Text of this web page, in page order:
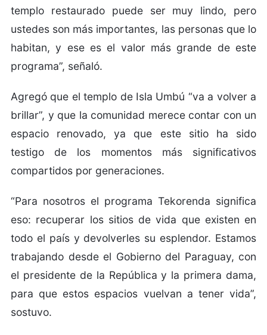
templo restaurado puede ser muy lindo, pero
ustedes son más importantes, las personas que lo
habitan, y ese es el valor más grande de este
programa”, señaló.
Agregó que el templo de Isla Umbú “va a volver a
brillar”, y que la comunidad merece contar con un
espacio renovado, ya que este sitio ha sido
testigo de los momentos más significativos
compartidos por generaciones.
“Para nosotros el programa Tekorenda significa
eso: recuperar los sitios de vida que existen en
todo el país y devolverles su esplendor. Estamos
trabajando desde el Gobierno del Paraguay, con
el presidente de la República y la primera dama,
para que estos espacios vuelvan a tener vida”,
sostuvo.